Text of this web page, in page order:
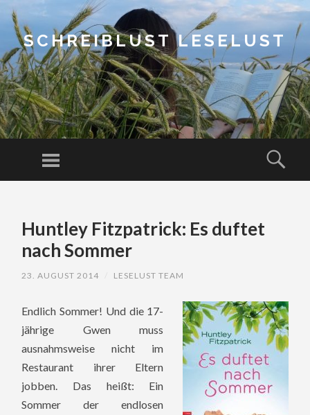
SCHREIBLUST LESELUST
Menu
CONTENTHuntley Fitzpatrick: Es duftet
nach Sommer
23. AUGUST 2014 LESELUST TEAM
Endlich Sommer! Und die 17-
jährige Gwen muss
ausnahmsweise nicht im
Restaurant ihrer Eltern
jobben. Das heißt: Ein
Sommer der endlosen